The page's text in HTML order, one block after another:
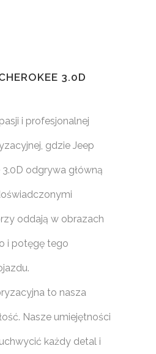
3.0D
i profesjonalnej
gdzie Jeep
3.0D odgrywa główną
oddają w obrazach
i potęgę tego
to nasza
Nasze umiejętności
każdy detal i